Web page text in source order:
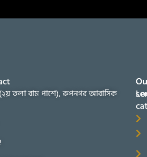
তলা বাম পাশে), রুপনগর আবাসিক